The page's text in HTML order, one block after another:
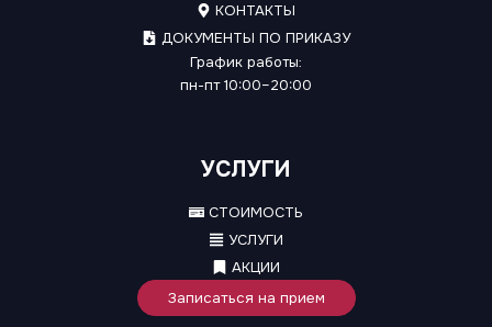
КОНТАКТЫ
ДОКУМЕНТЫ ПО ПРИКАЗУ
График работы:
пн-пт 10:00–20:00
УСЛУГИ
СТОИМОСТЬ
УСЛУГИ
АКЦИИ
Записаться на прием